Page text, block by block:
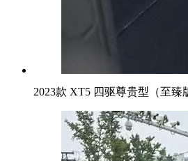
2023款 XT5 四驱尊贵型（至